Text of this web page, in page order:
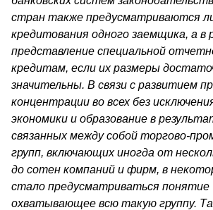
стран также предусматри­ваются
кредитования одного заемщика, а в
представление специальной
кредитам, если их размеры
значительны. В связи с развитием
концентрации во всех без
экономики и образо­вание в
связанных между собой торгово-
групп, включающих иногда от
до сотен компаний и фирм, в
стало предусмат­риваться понятие
охватывающее всю такую группу.